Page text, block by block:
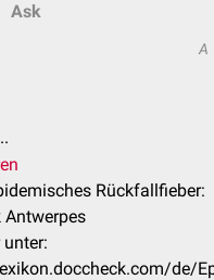
Ask
A
Rückfallfieber:
Antwerpes
de/